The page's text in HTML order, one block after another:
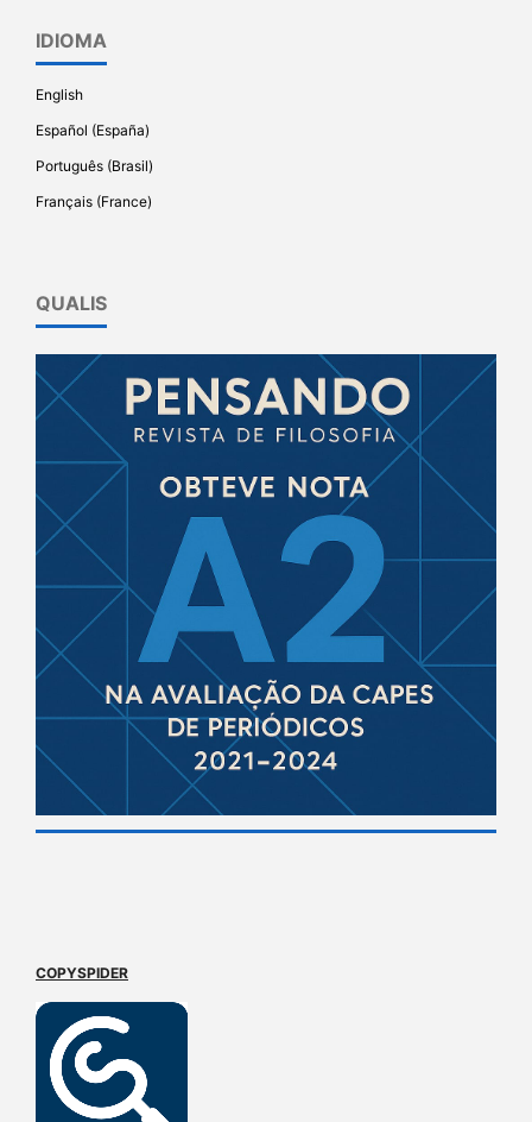
IDIOMA
English
Español (España)
Português (Brasil)
Français (France)
QUALIS
COPYSPIDER